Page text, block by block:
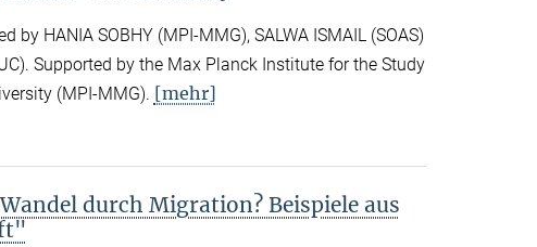
by HANIA SOBHY (MPI-MMG), SALWA ISMAIL (SOAS)
Supported by the Max Planck Institute for the Study
(MPI-MMG). [mehr]
durch Migration? Beispiele aus